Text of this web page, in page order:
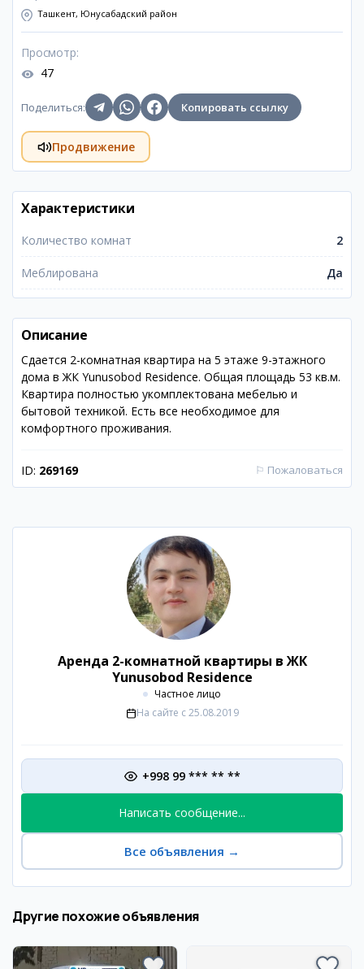
Ташкент, Юнусабадский район
Просмотр:
47
Поделиться: Копировать ссылку
Продвижение
Характеристики
Количество комнат 2
Меблирована Да
Описание
Сдается 2-комнатная квартира на 5 этаже 9-этажного
дома в ЖК Yunusobod Residence. Общая площадь 53 кв.м.
Квартира полностью укомплектована мебелью и
бытовой техникой. Есть все необходимое для
комфортного проживания.
ID: 269169 ⚐ Пожаловаться
Аренда 2-комнатной квартиры в ЖК
Yunusobod Residence
Частное лицо
На сайте с 25.08.2019
+998 99 *** ** **
Написать сообщение...
Все объявления →
Другие похожие объявления